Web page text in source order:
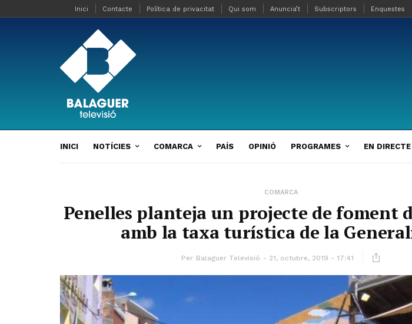
Inici Contacte Política de privacitat Qui som Anuncia’t Subscriptors Enquestes
INICI NOTÍCIES COMARCA PAÍS OPINIÓ PROGRAMES EN DIRECTE
COMARCA
Penelles planteja un projecte de foment
amb la taxa turística de la
Per Balaguer Televisió 21, octubre, 2019 - 17:41